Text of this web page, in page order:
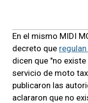
En el mismo MIDI
decreto que
dicen que "no
servicio de moto
publicaron las
aclararon que no